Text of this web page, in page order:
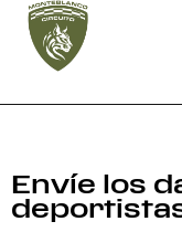
Envíe los